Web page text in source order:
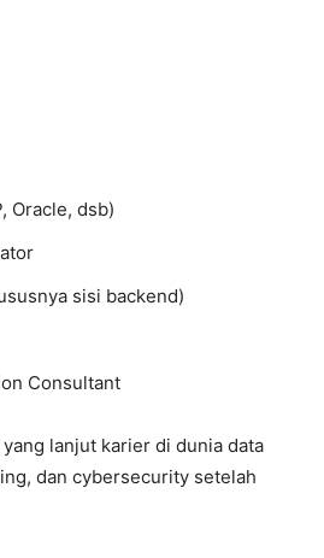
Oracle, dsb)
sisi backend)
Consultant
lanjut karier di dunia data
dan cybersecurity setelah